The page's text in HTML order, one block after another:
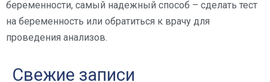
беременности, самый надежный способ – сделать тест
на беременность или обратиться к врачу для
проведения анализов.
Свежие записи